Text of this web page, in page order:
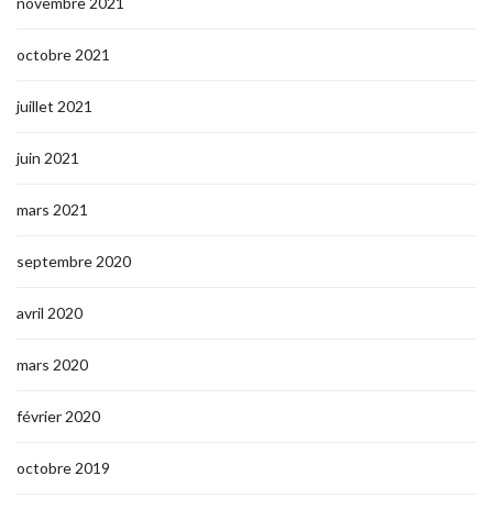
octobre 2021
juillet 2021
juin 2021
mars 2021
septembre 2020
avril 2020
mars 2020
février 2020
octobre 2019